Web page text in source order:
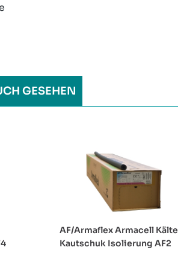
GESEHEN
AF/Armaflex Armacell Kälte
Kautschuk Isolierung AF2